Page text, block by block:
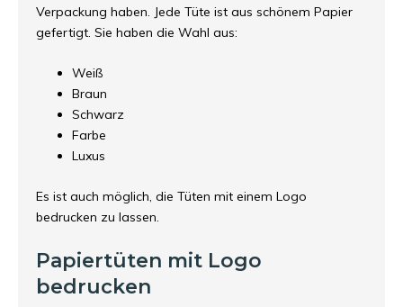
Verpackung haben. Jede Tüte ist aus schönem Papier
gefertigt. Sie haben die Wahl aus:
Weiß
Braun
Schwarz
Farbe
Luxus
Es ist auch möglich, die Tüten mit einem Logo
bedrucken zu lassen.
Papiertüten mit Logo
bedrucken